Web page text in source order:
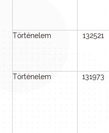
Történelem 132521
Történelem 131973